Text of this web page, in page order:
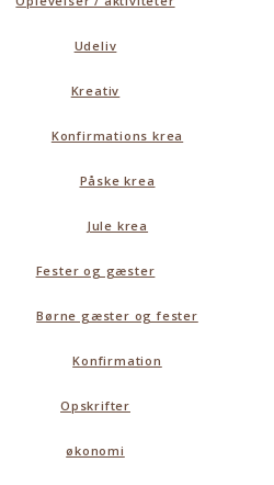
Udeliv
Kreativ
Konfirmations krea
Påske krea
Jule krea
Fester og gæster
Børne gæster og fester
Konfirmation
Opskrifter
økonomi